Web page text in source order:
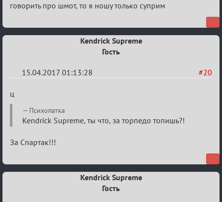
говорить про шмот, то я ношу только суприм
Kendrick Supreme
Гость
#20
15.04.2017 01:13:28
Re:
Околофутбольщики
есть?
ц
Психопатка
Kendrick Supreme, ты что, за торпедо топишь?!
За Спартак!!!
Kendrick Supreme
Гость